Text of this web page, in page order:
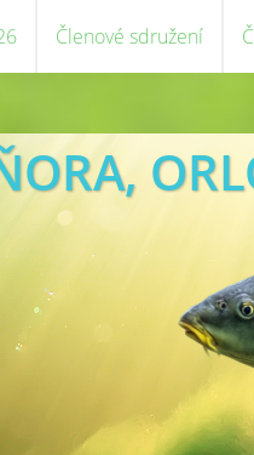
Členové sdružení